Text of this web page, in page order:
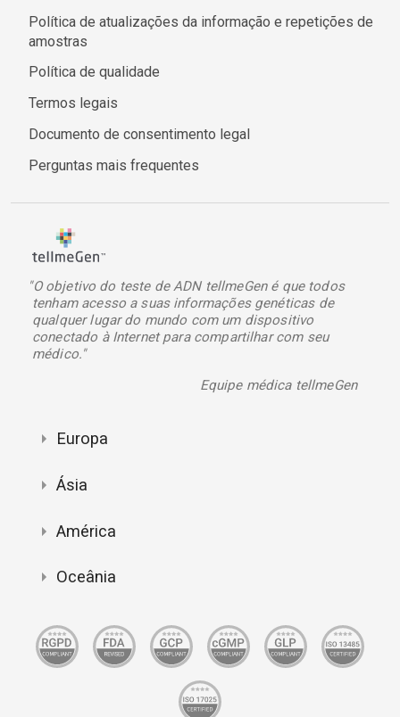
Política de atualizações da informação e repetições de
amostras
Política de qualidade
Termos legais
Documento de consentimento legal
Perguntas mais frequentes
"O objetivo do teste de ADN tellmeGen é que todos
tenham acesso a suas informações genéticas de
qualquer lugar do mundo com um dispositivo
conectado à Internet para compartilhar com seu
médico."
Equipe médica tellmeGen
Europa
Ásia
América
Oceânia